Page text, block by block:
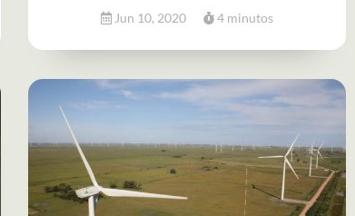
Jun 10, 2020 4 minutos